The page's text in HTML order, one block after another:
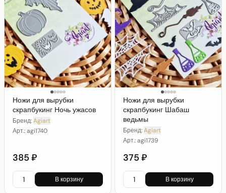
Ножи для вырубки
скрапбукинг Ночь ужасов
Бренд:Agiart
Арт.:agi1740
385 ₽
В корзину
Ножи для вырубки
скрапбукинг Шабаш
ведьмы
Бренд:Agiart
Арт.:agi1739
375 ₽
В корзину